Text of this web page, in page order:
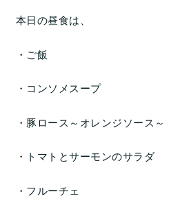
本日の昼食は、
・ご飯
・コンソメスープ
・豚ロース～オレンジソース～
・トマトとサーモンのサラダ
・フルーチェ